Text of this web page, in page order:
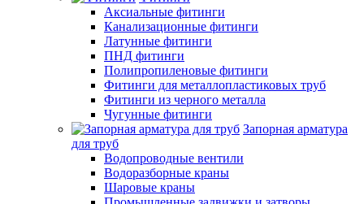
Аксиальные фитинги
Канализационные фитинги
Латунные фитинги
ПНД фитинги
Полипропиленовые фитинги
Фитинги для металлопластиковых труб
Фитинги из черного металла
Чугунные фитинги
Запорная арматура
для труб
Водопроводные вентили
Водоразборные краны
Шаровые краны